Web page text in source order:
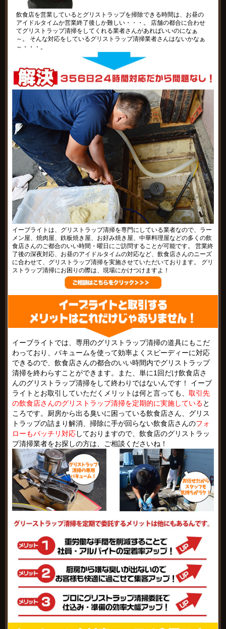
飲食店を営業しているとグリストラップを掃除できる時間は、お昼の
アイドルタイムか営業終了後しか難しい・・・。 店舗の都合に合わせ
てグリストラップ清掃をしてくれる業者さんがあればいいのになぁ
～。 そんな対応をしているグリストラップ清掃業者さんはないかなぁ
～・・・。
イーブライトは、グリストラップ清掃を専門にしている業者なので、ラー
メン屋、焼肉屋、鉄板焼き屋、お好み焼き屋、中華料理屋などの多くの飲
食店さんのご都合のいい時間・曜日にご訪問することが可能です。 営業終
了後の深夜対応、お昼のアイドルタイムの対応など、飲食店さんのニーズ
に合わせて、グリストラップ清掃を実施させていただいております。 グリ
ストラップ清掃にお困りの際は、現場にかけつけますよ！
イーブライトでは、専用のグリストラップ清掃の道具にもこだ
わっており、バキュームを使って効率よくスピーディーに対応
できるので、飲食店さんの都合のいい時間内でグリストラップ
清掃を終わらすことができます。また、単に1回だけ飲食店さ
んのグリストラップ清掃をして終わりではないんです！ イーブ
ライトとお取引していただくメリットは何と言っても、取引先
の飲食店さんのグリストラップ清掃を定期的に実施していると
ころです。厨房から出る臭いに困っている飲食店さん、グリス
トラップの詰まり解消、掃除に手が回らない飲食店さんのフォ
ローもバッチリ対応しておりますので、飲食店のグリストラッ
プ清掃業者をお探しの方は、ご相談くださいね！